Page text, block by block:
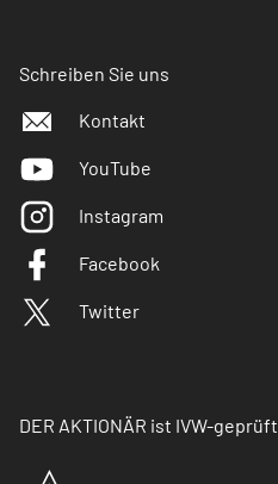
Schreiben Sie uns
Kontakt
YouTube
Instagram
Facebook
Twitter
DER AKTIONÄR ist IVW-geprüft